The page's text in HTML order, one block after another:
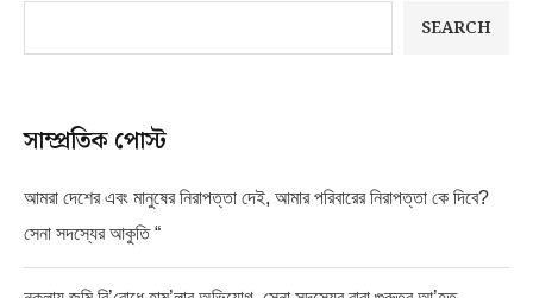
SEARCH
সাম্প্রতিক পোস্ট
আমরা দেশের এবং মানুষের নিরাপত্তা দেই, আমার পরিবারের নিরাপত্তা কে দিবে?
সেনা সদস্যের আকুতি “